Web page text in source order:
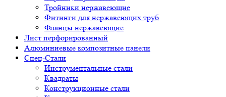
Тройники нержавеющие
Фитинги для нержавеющих труб
Фланцы нержавеющие
Лист перфорированный
Алюминиевые композитные панели
Спец-Стали
Инструментальные стали
Квадраты
Конструкционные стали